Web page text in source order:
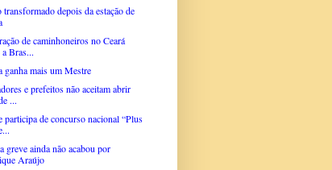
transformado depois da estação de
de caminhoneiros no Ceará
Bras...
ganha mais um Mestre
e prefeitos não aceitam abrir
...
participa de concurso nacional “Plus
greve ainda não acabou por
Araújo